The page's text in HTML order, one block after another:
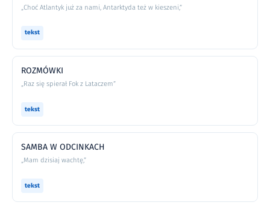
„Choć Atlantyk już za nami, Antarktyda też w kieszeni,”
tekst
ROZMÓWKI
„Raz się spierał Fok z Lataczem”
tekst
SAMBA W ODCINKACH
„Mam dzisiaj wachtę,”
tekst